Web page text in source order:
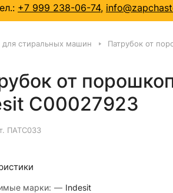
+7 999 238-06-74,
для стиральных машин Патрубок от
от
C00027923
ПАТС033
марки: — Indesit